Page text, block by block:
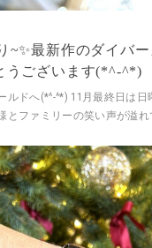
~✨最新作のダイバ
うございます(*^-^*)
ルドへ(*^-^*) 11月最終日は日
とファミリーの笑い声が溢れ